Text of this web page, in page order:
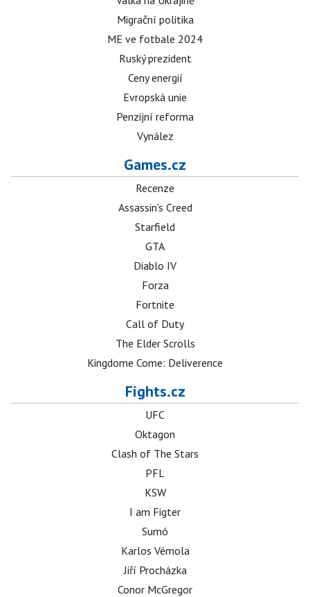
Migrační politika
ME ve fotbale 2024
Ruský prezident
Ceny energií
Evropská unie
Penzijní reforma
Vynález
Games.cz
Recenze
Assassin's Creed
Starfield
GTA
Diablo IV
Forza
Fortnite
Call of Duty
The Elder Scrolls
Kingdome Come: Deliverence
Fights.cz
UFC
Oktagon
Clash of The Stars
PFL
KSW
I am Figter
Sumó
Karlos Vémola
Jiří Procházka
Conor McGregor